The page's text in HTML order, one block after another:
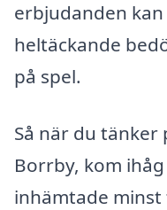
erbjudanden
heltäckande
på spel.
Så när du tänker
Borrby, kom
inhämtade